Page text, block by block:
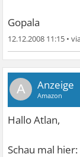
Gopala
12.12.2008 11:15 •
A